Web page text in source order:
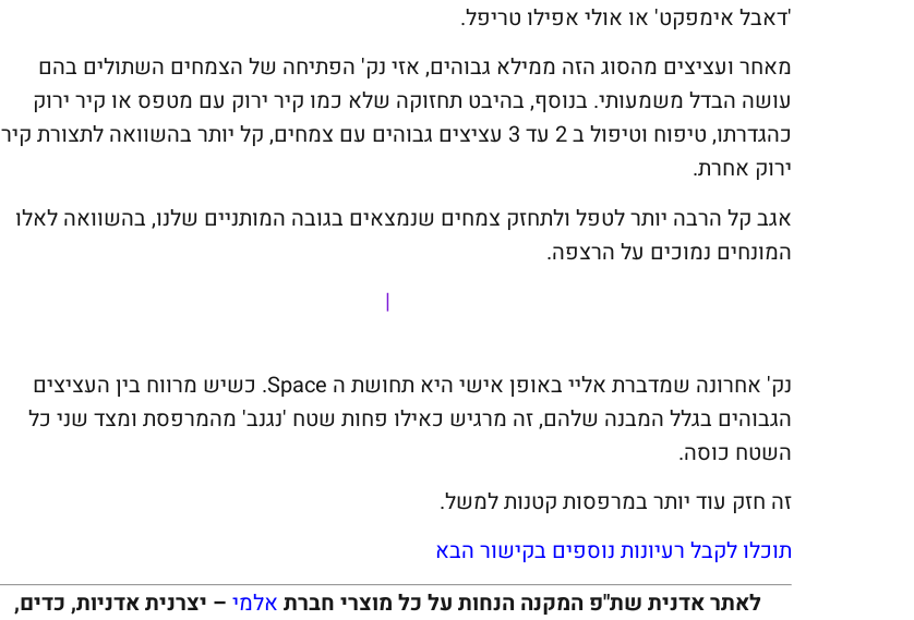
'דאבל אימפקט' או אולי אפילו טריפל.
מאחר ועציצים מהסוג הזה ממילא גבוהים, אזי נק' הפתיחה של הצמחים השתולים בהם
עושה הבדל משמעותי. בנוסף, בהיבט תחזוקה שלא כמו קיר ירוק עם מטפס או קיר ירוק
כהגדרתו, טיפוח וטיפול ב 2 עד 3 עציצים גבוהים עם צמחים, קל יותר בהשוואה לתצורת קיר
ירוק אחרת.
אגב קל הרבה יותר לטפל ולתחזק צמחים שנמצאים בגובה המותניים שלנו, בהשוואה לאלו
המונחים נמוכים על הרצפה.
|
נק' אחרונה שמדברת אליי באופן אישי היא תחושת ה Space. כשיש מרווח בין העציצים
הגבוהים בגלל המבנה שלהם, זה מרגיש כאילו פחות שטח 'נגנב' מהמרפסת ומצד שני כל
השטח כוסה.
זה חזק עוד יותר במרפסות קטנות למשל.
תוכלו לקבל רעיונות נוספים בקישור הבא
לאתר אדנית שת"פ המקנה הנחות על כל מוצרי חברת אלמי– יצרנית אדניות, כדים,